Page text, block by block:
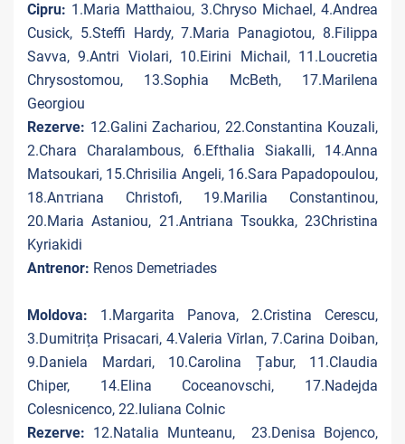
Cipru: 1.Maria Matthaiou, 3.Chryso Michael, 4.Andrea
Cusick, 5.Steffi Hardy, 7.Maria Panagiotou, 8.Filippa
Savva, 9.Antri Violari, 10.Eirini Michail, 11.Loucretia
Chrysostomou, 13.Sophia McBeth, 17.Marilena
Georgiou
Rezerve: 12.Galini Zachariou, 22.Constantina Kouzali,
2.Chara Charalambous, 6.Efthalia Siakalli, 14.Anna
Matsoukari, 15.Chrisilia Angeli, 16.Sara Papadopoulou,
18.Anτriana Christofi, 19.Marilia Constantinou,
20.Maria Astaniou, 21.Antriana Tsoukka, 23Christina
Kyriakidi
Antrenor: Renos Demetriades
Moldova: 1.Margarita Panova, 2.Cristina Cerescu,
3.Dumitrița Prisacari, 4.Valeria Vîrlan, 7.Carina Doiban,
9.Daniela Mardari, 10.Carolina Țabur, 11.Claudia
Chiper, 14.Elina Coceanovschi, 17.Nadejda
Colesnicenco, 22.Iuliana Colnic
Rezerve: 12.Natalia Munteanu, 23.Denisa Bojenco,